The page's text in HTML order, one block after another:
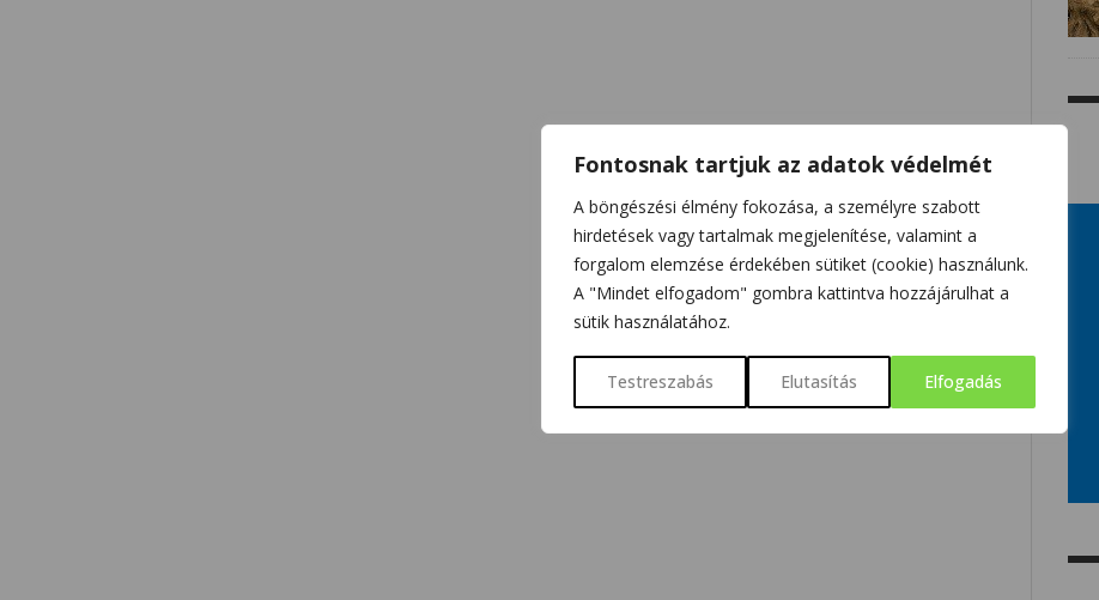
Fontosnak tartjuk az adatok védelmét
A böngészési élmény fokozása, a személyre szabott
hirdetések vagy tartalmak megjelenítése, valamint a
forgalom elemzése érdekében sütiket (cookie) használunk.
A "Mindet elfogadom" gombra kattintva hozzájárulhat a
sütik használatához.
Testreszabás Elutasítás Elfogadás